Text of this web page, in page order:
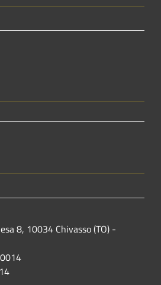
8, 10034 Chivasso (TO) -